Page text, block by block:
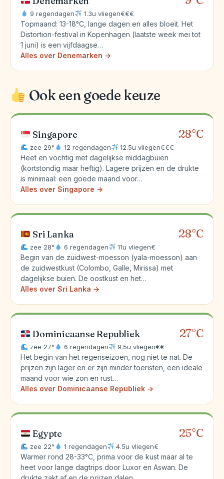
9 regendagen 1.3u vliegen€€€
Topmaand: 13-18°C, lange dagen en alles bloeit. Het
Distortion-festival in Kopenhagen (laatste week mei tot
1 juni) is een vijfdaagse…
Alles over Denemarken →
Ook een goede keuze
Singapore 28°C
zee 29° 12 regendagen 12.5u vliegen€€€
Heet en vochtig met dagelijkse middagbuien
(kortstondig maar heftig). Lagere prijzen en de drukte
is minimaal: een goede maand voor…
Alles over Singapore →
Sri Lanka 28°C
zee 28° 6 regendagen 11u vliegen€
Begin van de zuidwest-moesson (yala-moesson) aan
de zuidwestkust (Colombo, Galle, Mirissa) met
dagelijkse buien. De oostkust en het…
Alles over Sri Lanka →
Dominicaanse Republiek 27°C
zee 27° 6 regendagen 9.5u vliegen€€
Het begin van het regenseizoen, nog niet te nat. De
prijzen zijn lager en er zijn minder toeristen, een ideale
maand voor wie zon en rust…
Alles over Dominicaanse Republiek →
Egypte 25°C
zee 22° 1 regendagen 4.5u vliegen€
Warmer rond 28-33°C, prima voor de kust maar al te
heet voor lange dagtrips door Luxor en Aswan. De